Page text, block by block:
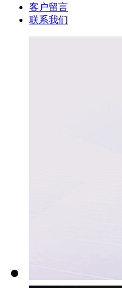
客户留言
联系我们